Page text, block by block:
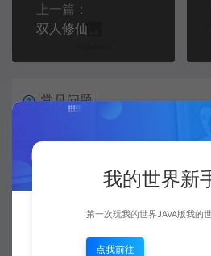
上一篇：
双人修仙
常见问题
我的世界新
第一次玩我的世界JAVA版我的
点我前往